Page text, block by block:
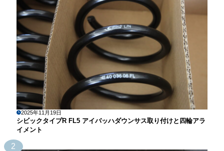
2025年11月19日
シビックタイプR FL5 アイバッハダウンサス取り付けと四輪アラ
イメント
2